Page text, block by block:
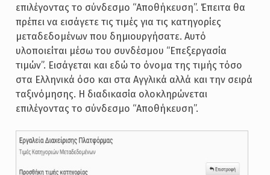
επιλέγοντας το σύνδεσμο “Αποθήκευση”. Έπειτα θα
πρέπει να εισάγετε τις τιμές για τις κατηγορίες
μεταδεδομένων που δημιουργήσατε. Αυτό
υλοποιείται μέσω του συνδέσμου “Επεξεργασία
τιμών”. Εισάγεται και εδώ το όνομα της τιμής τόσο
στα Ελληνικά όσο και στα Αγγλικά αλλά και την σειρά
ταξινόμησης. Η διαδικασία ολοκληρώνεται
επιλέγοντας το σύνδεσμο “Αποθήκευση”.